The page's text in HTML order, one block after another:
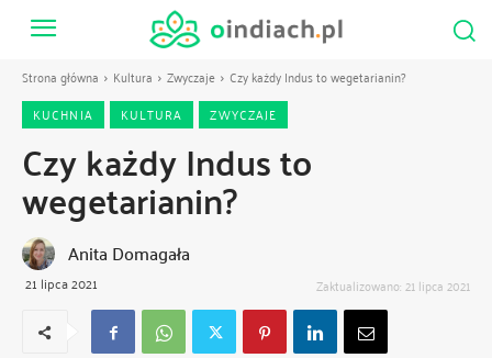
Strona główna Kultura Zwyczaje
Czy każdy Indus to wegetarianin?
KUCHNIA
KULTURA ZWYCZAJE
Czy każdy Indus to
wegetarianin?
Anita Domagała
21 lipca 2021 Zaktualizowano: 21 lipca 2021